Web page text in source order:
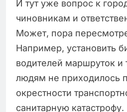
И тут уже вопрос к
чиновникам и
Может, пора
Например, установить
водителей маршруток и
людям не приходилось
окрестности
санитарную катастрофу.